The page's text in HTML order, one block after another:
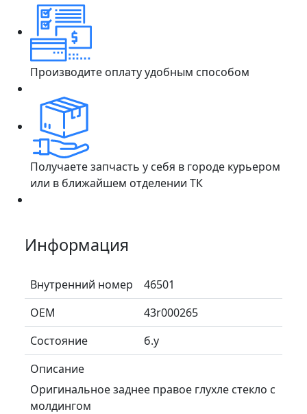
Производите оплату удобным способом
Получаете запчасть у себя в городе курьером
или в ближайшем отделении ТК
Информация
Внутренний номер
46501
ОЕМ
43r000265
Состояние
б.у
Описание
Оригинальное заднее правое глухле стекло с
молдингом